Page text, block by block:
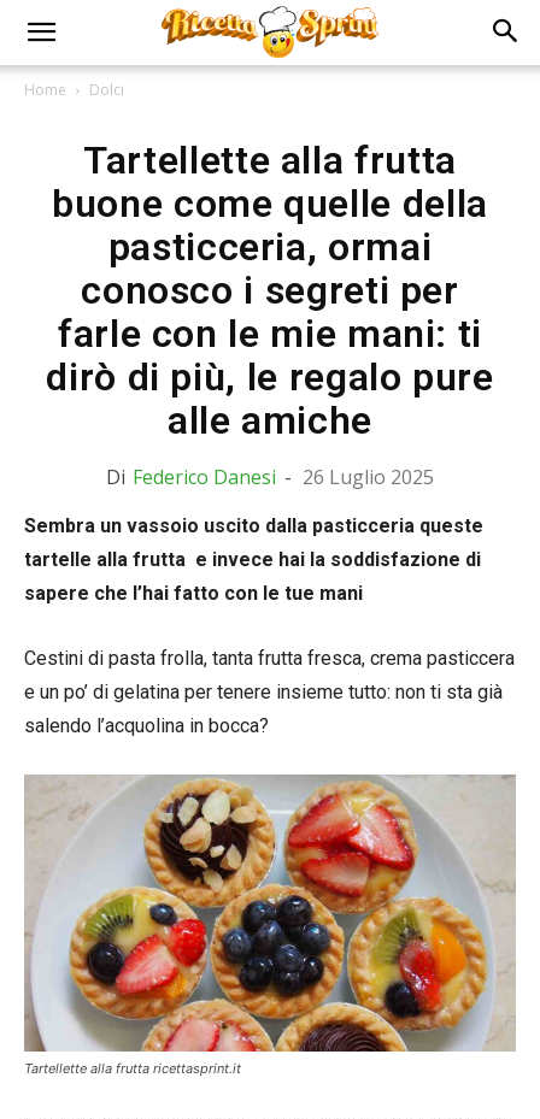
Home Dolci
Tartellette alla frutta
buone come quelle della
pasticceria, ormai
conosco i segreti per
farle con le mie mani: ti
dirò di più, le regalo pure
alle amiche
Di Federico Danesi - 26 Luglio 2025
Sembra un vassoio uscito dalla pasticceria queste
tartelle alla frutta e invece hai la soddisfazione di
sapere che l’hai fatto con le tue mani
Cestini di pasta frolla, tanta frutta fresca, crema pasticcera
e un po’ di gelatina per tenere insieme tutto: non ti sta già
salendo l’acquolina in bocca?
Tartellette alla frutta ricettasprint.it